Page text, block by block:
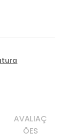
AVALIAÇ
ÕES